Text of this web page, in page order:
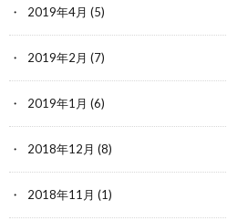
2019年4月 (5)
2019年2月 (7)
2019年1月 (6)
2018年12月 (8)
2018年11月 (1)